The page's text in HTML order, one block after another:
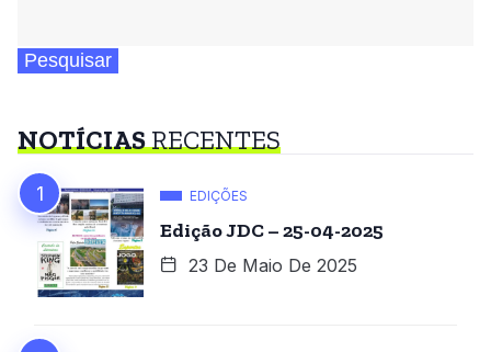
Pesquisar
NOTÍCIASRECENTES
EDIÇÕES
Edição JDC – 25-04-2025
23 De Maio De 2025